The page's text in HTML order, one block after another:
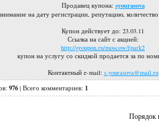
Продавец купона: syourasova
на дату регистрации, репутацию,
Купон действует до: 23.03.11
Ссылка на сайт с акцией:
http://groupon.ru/moscow/fpark2
купон на услугу со скидкой продается за по
Контактный e-mail: s.yourasova@mail.ru
: 976 | Всего комментариев: 1
Порядок